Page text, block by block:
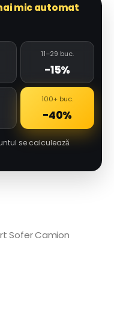
mic automat
11–29 buc.
-15%
100+ buc.
-40%
se calculează
Sofer Camion